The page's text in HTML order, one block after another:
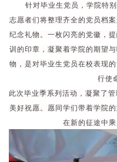
针对毕业生党员，学院特
志愿者们将整理齐全的党员档
纪念礼物。一枚闪亮的党徽，
训的印章，凝聚着学院的期望
物，是对毕业生党员在校表现
行使
此次毕业季系列活动，凝聚了
美好祝愿。愿同学们带着学院
在新的征途中